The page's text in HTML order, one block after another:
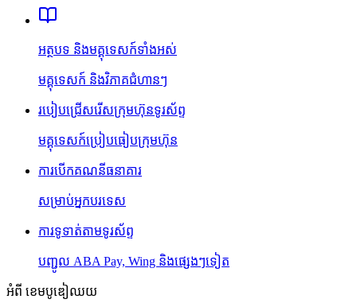
អត្ថបទ និងមគ្គុទេសក៍ទាំងអស់
មគ្គុទេសក៍ និងវិភាគជំហានៗ
របៀបជ្រើសរើសក្រុមហ៊ុនទូរស័ព្ទ
មគ្គុទេសក៍ប្រៀបធៀបក្រុមហ៊ុន
ការបើកគណនីធនាគារ
សម្រាប់អ្នកបរទេស
ការទូទាត់តាមទូរស័ព្ទ
បញ្ជូល ABA Pay, Wing និងផ្សេងៗទៀត
អំពី ខេមបូឌៀឈយ